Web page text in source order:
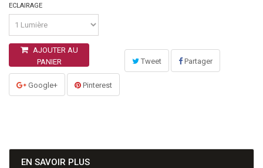
ECLAIRAGE
AJOUTER AU
PANIER
Tweet Partager
Google+ Pinterest
EN SAVOIR PLUS